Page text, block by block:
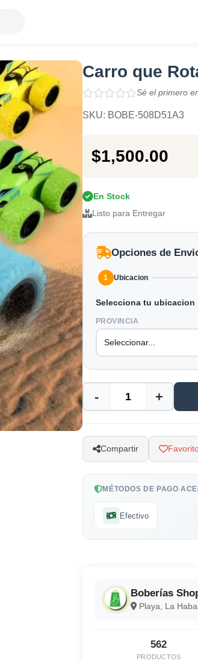
Carro que
Sé el primero
SKU: BOBE-508D51A3
$1,500.00
En Stock
Listo para Entregar
Opciones de
1 Ubicacion
Selecciona tu ubicacion
PROVINCIA
- +
Compartir
MÉTODOS DE PAGO
Efectivo
Boberías
Playa, La
562
PRODUCTOS